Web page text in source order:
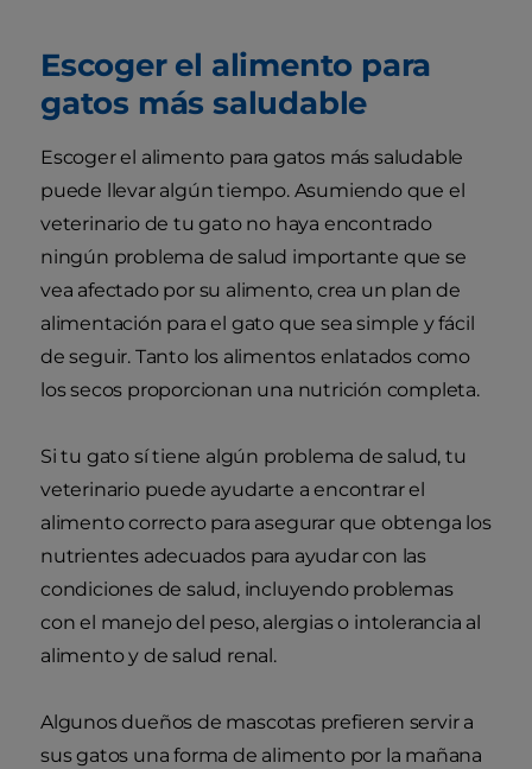
Escoger el alimento para
gatos más saludable
Escoger el alimento para gatos más saludable
puede llevar algún tiempo. Asumiendo que el
veterinario de tu gato no haya encontrado
ningún problema de salud importante que se
vea afectado por su alimento, crea un plan de
alimentación para el gato que sea simple y fácil
de seguir. Tanto los alimentos enlatados como
los secos proporcionan una nutrición completa.
Si tu gato sí tiene algún problema de salud, tu
veterinario puede ayudarte a encontrar el
alimento correcto para asegurar que obtenga los
nutrientes adecuados para ayudar con las
condiciones de salud, incluyendo problemas
con el manejo del peso, alergias o intolerancia al
alimento y de salud renal.
Algunos dueños de mascotas prefieren servir a
sus gatos una forma de alimento por la mañana